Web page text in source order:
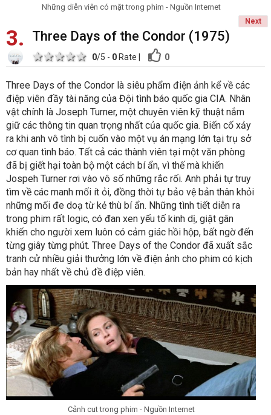
Những diễn viên có mặt trong phim - Nguồn Internet
Next
3 Three Days of the Condor (1975)
5 stars
4 stars
3 stars
2 stars
1 star 0/5 - 0Rate 0
Three Days of the Condor là siêu phẩm điện ảnh kể về các
điệp viên đầy tài năng của Đội tình báo quốc gia CIA. Nhân
vật chính là Joseph Turner, một chuyên viên kỹ thuật nắm
giữ các thông tin quan trọng nhất của quốc gia. Biến cố xảy
ra khi anh vô tình bị cuốn vào một vụ án mạng lớn tại trụ sở
cơ quan tình báo. Tất cả các thành viên tại một văn phòng
đã bị giết hại toàn bộ một cách bí ẩn, vì thế mà khiến
Jospeh Turner rơi vào vô số những rắc rối. Anh phải tự truy
tìm về các manh mối ít ỏi, đồng thời tự bảo vệ bản thân khỏi
những mối đe doạ từ kẻ thù bí ẩn. Những tình tiết diễn ra
trong phim rất logic, có đan xen yếu tố kinh dị, giật gân
khiến cho người xem luôn có cảm giác hồi hộp, bất ngờ đến
từng giây từng phút. Three Days of the Condor đã xuất sắc
tranh cử nhiều giải thưởng lớn về điện ảnh cho phim có kịch
bản hay nhất về chủ đề điệp viên.
Cảnh cut trong phim - Nguồn Internet